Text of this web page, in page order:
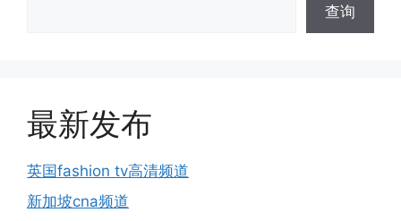
查询
最新发布
英国fashion tv高清频道
新加坡cna频道